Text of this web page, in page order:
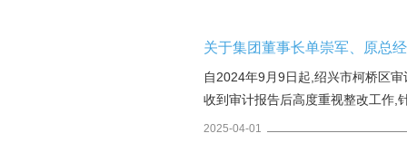
关于集团董事长单崇军、原总
自2024年9月9日起,绍兴市柯桥区
收到审计报告后高度重视整改工作,
于“未建立集团‘三重一大’议事规则
2025-04-01